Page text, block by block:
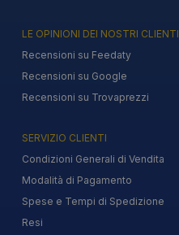
LE OPINIONI DEI NOSTRI CLIENTI
Recensioni su Feedaty
Recensioni su Google
Recensioni su Trovaprezzi
SERVIZIO CLIENTI
Condizioni Generali di Vendita
Modalità di Pagamento
Spese e Tempi di Spedizione
Resi